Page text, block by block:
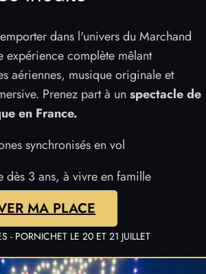
dans l'univers du Marchand
expérience complète mêlant
aériennes, musique originale et
Prenez part à unspectacle de
en France.
synchronisés en vol
dès 3 ans, à vivre en famille
MA PLACE
- PORNICHET LE 20 ET 21 JUILLET